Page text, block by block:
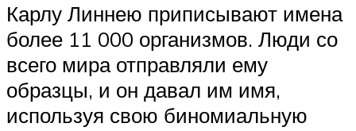
Карлу Линнею приписывают имена
более 11 000 организмов. Люди со
всего мира отправляли ему
образцы, и он давал им имя,
используя свою биномиальную